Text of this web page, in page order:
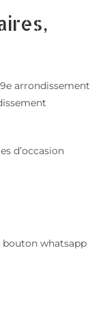
9e arrondissement
d’occasion
bouton whatsapp